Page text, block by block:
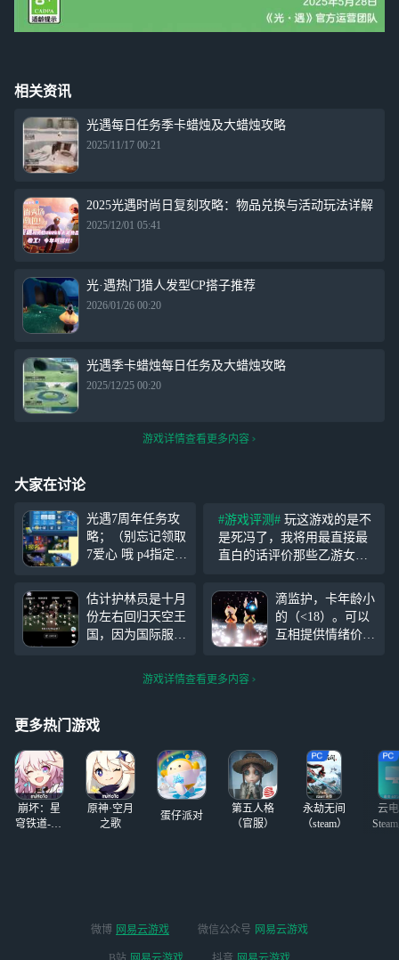
相关资讯
光遇每日任务季卡蜡烛及大蜡烛攻略
2025/11/17 00:21
2025光遇时尚日复刻攻略：物品兑换与活动玩法详解
2025/12/01 05:41
光·遇热门猎人发型CP搭子推荐
2026/01/26 00:20
光遇季卡蜡烛每日任务及大蜡烛攻略
2025/12/25 00:20
游戏详情查看更多内容
大家在讨论
光遇7周年任务攻
略；（别忘记领取
7爱心 哦 p4指定员
祖在二楼（p3 记
得7-11领取限定鸭
舌帽 完成任务可
抽取白底tgc
#游戏评测# 玩这游戏的是不
是死冯了，我将用最直接最
直白的话评价那些乙游女，
书，是乱磕cp，是恋与深
空，是啊啊啊啊啊啊战吼走
手。是洗白731部队，真的搞
不懂5个纸扎人有啥好看的。
估计护林员是十月
份左右回归天空王
国，因为国际服的
国际服的周年庆同
最后国服确定本次
先祖，复刻时间未
公布。 光遇国服
的四位元老级先
祖，螃蟹舞
滴监护，卡年龄小
的（<18）。可以
互相提供情绪价
的，算是半萌新，
我不用你天天带我
跑图，因为我自己
也要带
游戏详情查看更多内容
更多热门游戏
崩坏：星
穹铁道-4.4
原神·空月
之歌
蛋仔派对
第五人格
（官服）
永劫无间
（steam）
云
微博 网易云游戏 微信公众号 网易云游戏